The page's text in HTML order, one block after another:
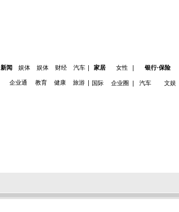
新闻 娱体 娱体 财经 汽车 家居 女性 银行·保险
企业通 教育 健康 旅游 国际 企业圈 汽车 文娱